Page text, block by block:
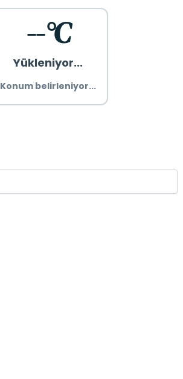
--°C
Yükleniyor...
Konum belirleniyor...